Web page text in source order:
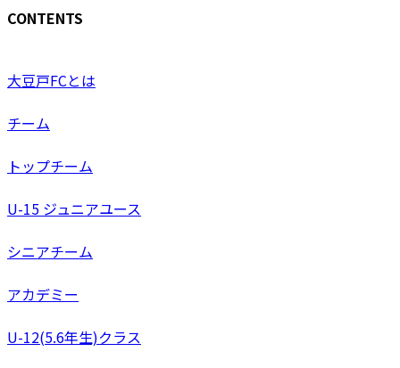
CONTENTS
大豆戸FCとは
チーム
トップチーム
U-15 ジュニアユース
シニアチーム
アカデミー
U-12(5.6年生)クラス